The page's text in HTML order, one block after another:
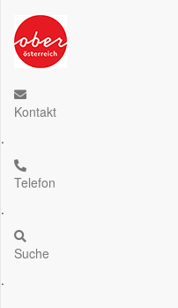
Kontakt
.
Telefon
.
Suche
.